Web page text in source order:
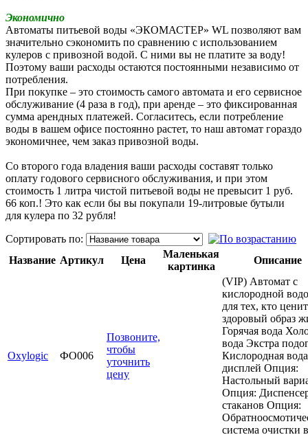
Экономично
Автоматы питьевой воды «ЭКОМАСТЕР» WL позволяют вам
значительно сэкономить по сравнению с использованием
кулеров с привозной водой. С ними вы не платите за воду!
Поэтому ваши расходы остаются постоянными независимо от
потребления.
При покупке – это стоимость самого автомата и его сервисное
обслуживание (4 раза в год), при аренде – это фиксированная
сумма арендных платежей. Согласитесь, если потребление
воды в вашем офисе постоянно растет, то наш автомат гораздо
экономичнее, чем заказ привозной воды.
Со второго года владения ваши расходы составят только
оплату годового сервисного обслуживания, и при этом
стоимость 1 литра чистой питьевой воды не превысит 1 руб.
66 коп.! Это как если бы вы покупали 19-литровые бутыли
для кулера по 32 рубля!
Сортировать по:
Название Артикул Цена
Маленькая
картинка
Описание
Oxylogic ФО006
Позвоните,
чтобы
уточнить
цену
(VIP) Автомат с
кислородной
для тех, кто ценит
здоровый образ
Горячая вода
вода Экстра
Кислородная
дисплей Опция:
Настольный
Опция:
стаканов Опция:
система очистки